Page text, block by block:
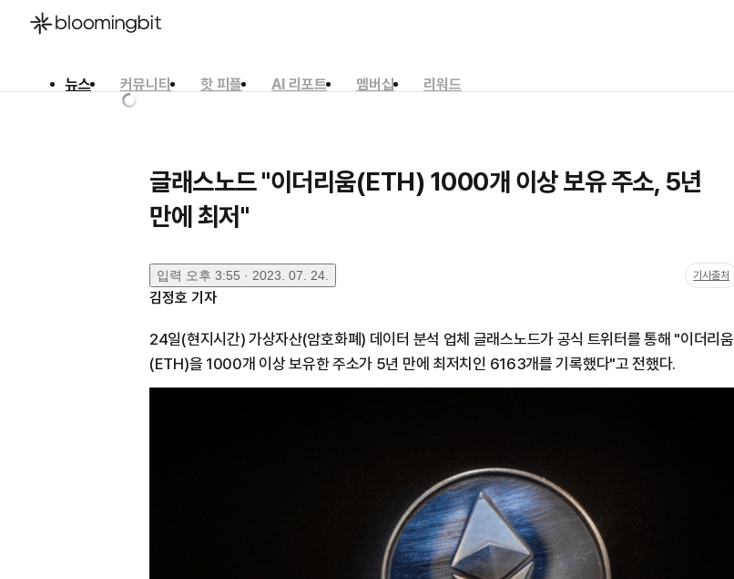
뉴스 커뮤니티 핫 피플 AI 리포트 멤버십
리워드
글래스노드 "이더리움(ETH) 1000개 이상 보유 주소, 5년
만에 최저"
입력 오후 3:55 · 2023. 07. 24. 기사출처
김정호 기자
24일(현지시간) 가상자산(암호화폐) 데이터 분석 업체 글래스노드가 공식 트위터를 통해 "이더리움
(ETH)을 1000개 이상 보유한 주소가 5년 만에 최저치인 6163개를 기록했다"고 전했다.